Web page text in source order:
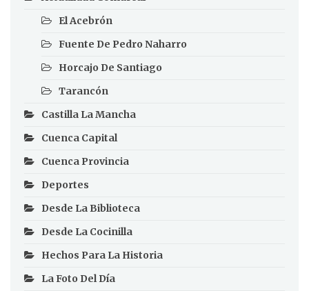
El Acebrón
Fuente De Pedro Naharro
Horcajo De Santiago
Tarancón
Castilla La Mancha
Cuenca Capital
Cuenca Provincia
Deportes
Desde La Biblioteca
Desde La Cocinilla
Hechos Para La Historia
La Foto Del Día